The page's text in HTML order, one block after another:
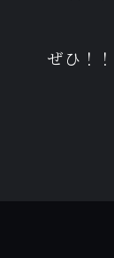
ぜひ！！